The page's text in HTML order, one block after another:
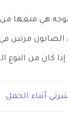
هي منعها
مرتين في
كان من النوع
أثناء الحمل